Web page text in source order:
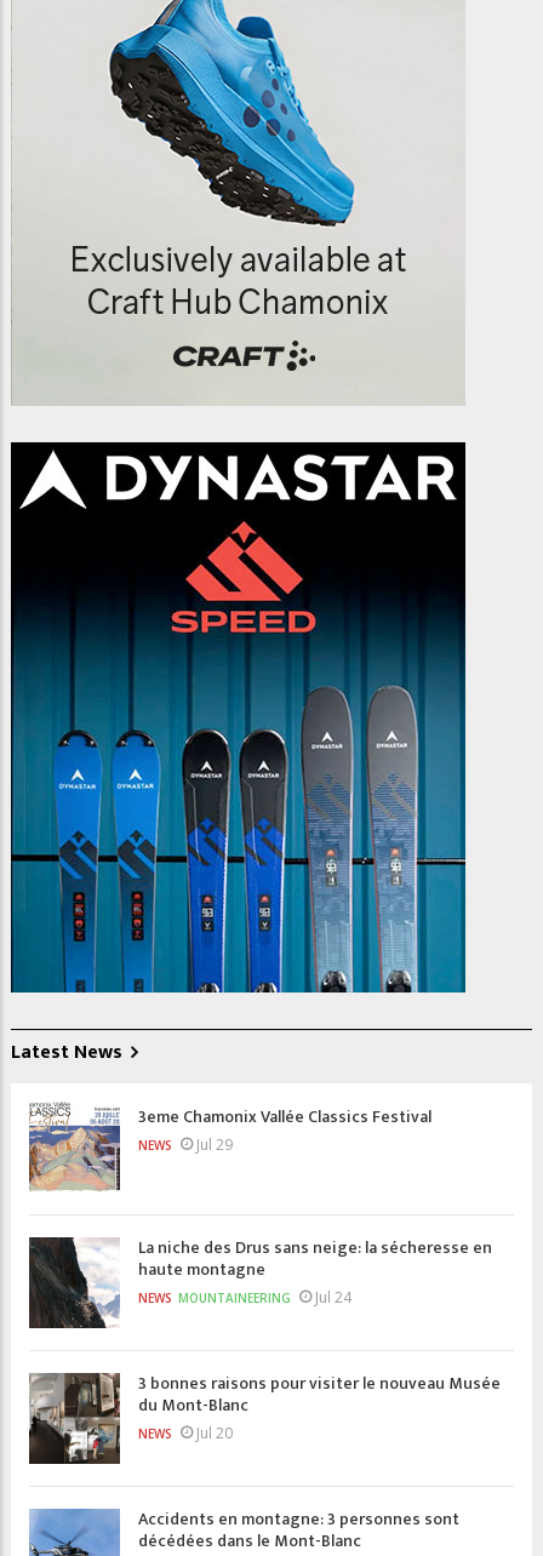
Latest News
3eme Chamonix Vallée Classics Festival
NEWS Jul 29
La niche des Drus sans neige: la sécheresse en
haute montagne
NEWS MOUNTAINEERING Jul 24
3 bonnes raisons pour visiter le nouveau Musée
du Mont-Blanc
NEWS Jul 20
Accidents en montagne: 3 personnes sont
décédées dans le Mont-Blanc